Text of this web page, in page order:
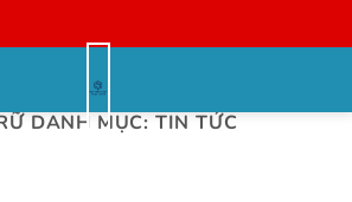
DANH MỤC: TIN TỨC